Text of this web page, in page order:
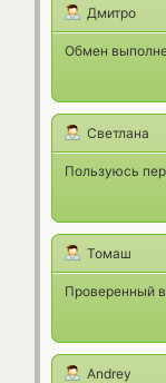
Дмитро
Обмен
Светлана
Пользуюсь
Томаш
Проверенный
Andrey